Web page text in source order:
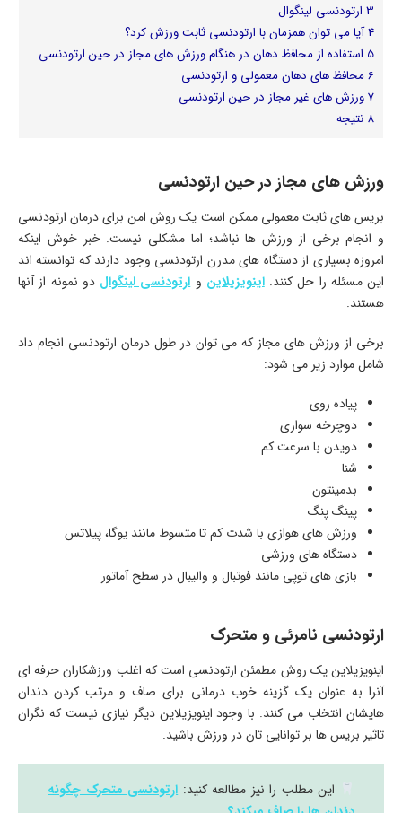
3 ارتودنسی لینگوال
4آیا می توان همزمان با ارتودنسی ثابت ورزش کرد؟
5 استفاده از محافظ دهان در هنگام ورزش های مجاز در حین ارتودنسی
6محافظ های دهان معمولی و ارتودنسی
7ورزش های غیر مجاز در حین ارتودنسی
8 نتیجه
ورزش های مجاز در حین ارتودنسی
بریس های ثابت معمولی ممکن است یک روش امن برای درمان ارتودنسی
و انجام برخی از ورزش ها نباشد؛ اما مشکلی نیست. خبر خوش اینکه
امروزه بسیاری از دستگاه های مدرن ارتودنسی وجود دارند که توانسته اند
این مسئله را حل کنند.اینویزیلاین وارتودنسی لینگوال دو نمونه از آنها
هستند.
برخی از ورزش های مجاز که می توان در طول درمان ارتودنسی انجام داد
شامل موارد زیر می شود:
پیاده روی
دوچرخه سواری
دویدن با سرعت کم
شنا
بدمینتون
پینگ پنگ
ورزش های هوازی با شدت کم تا متسوط مانند یوگا، پیلاتس
دستگاه های ورزشی
بازی های توپی مانند فوتبال و والیبال در سطح آماتور
ارتودنسی نامرئی و متحرک
اینویزیلاین یک روش مطمئن ارتودنسی است که اغلب ورزشکاران حرفه ای
آنرا به عنوان یک گزینه خوب درمانی برای صاف و مرتب کردن دندان
هایشان انتخاب می کنند. با وجود اینویزیلاین دیگر نیازی نیست که نگران
تاثیر بریس ها بر توانایی تان در ورزش باشید.
این مطلب را نیز مطالعه کنید:ارتودنسی متحرک چگونه